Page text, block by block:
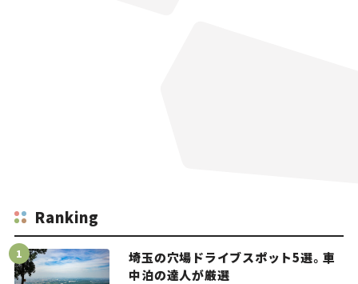
Ranking
埼玉の穴場ドライブスポット5選。車
中泊の達人が厳選